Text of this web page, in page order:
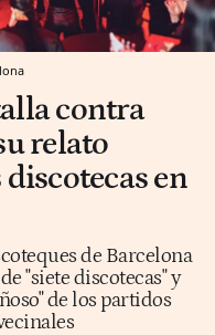
contra
relato
en
de Barcelona
"siete discotecas" y
de los partidos